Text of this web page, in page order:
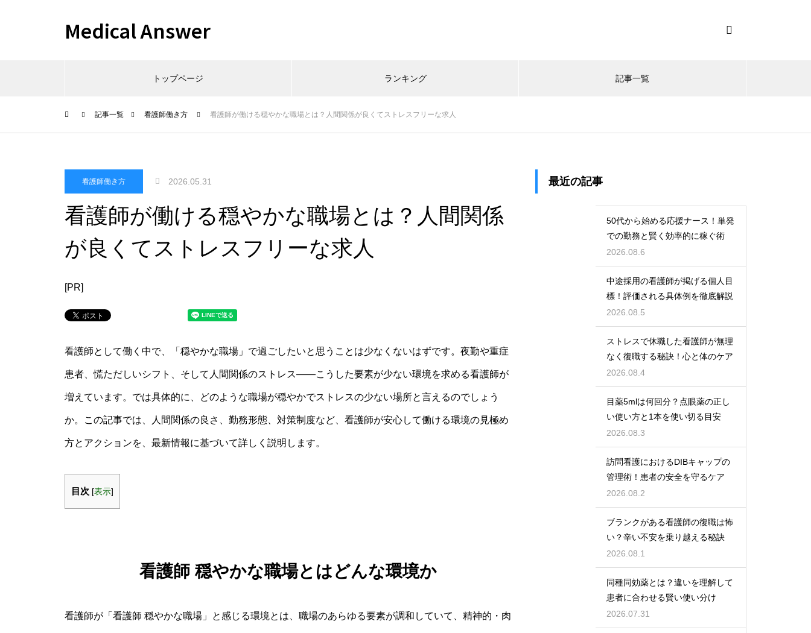
Medical Answer
トップページ ランキング 記事一覧
記事一覧 看護師働き方 看護師が働ける穏やかな職場とは？人間関係が良くてストレスフリーな求人
看護師働き方 2026.05.31
看護師が働ける穏やかな職場とは？人間関係
が良くてストレスフリーな求人
[PR]
看護師として働く中で、「穏やかな職場」で過ごしたいと思うことは少なくないはずです。夜勤や重症
患者、慌ただしいシフト、そして人間関係のストレス――こうした要素が少ない環境を求める看護師が
増えています。では具体的に、どのような職場が穏やかでストレスの少ない場所と言えるのでしょう
か。この記事では、人間関係の良さ、勤務形態、対策制度など、看護師が安心して働ける環境の見極め
方とアクションを、最新情報に基づいて詳しく説明します。
目次 [表示]
看護師 穏やかな職場とはどんな環境か
看護師が「看護師 穏やかな職場」と感じる環境とは、職場のあらゆる要素が調和していて、精神的・肉
最近の記事
50代から始める応援ナース！単発
での勤務と賢く効率的に稼ぐ術
2026.08.6
中途採用の看護師が掲げる個人目
標！評価される具体例を徹底解説
2026.08.5
ストレスで休職した看護師が無理
なく復職する秘訣！心と体のケア
2026.08.4
目薬5mlは何回分？点眼薬の正し
い使い方と1本を使い切る目安
2026.08.3
訪問看護におけるDIBキャップの
管理術！患者の安全を守るケア
2026.08.2
ブランクがある看護師の復職は怖
い？辛い不安を乗り越える秘訣
2026.08.1
同種同効薬とは？違いを理解して
患者に合わせる賢い使い分け
2026.07.31